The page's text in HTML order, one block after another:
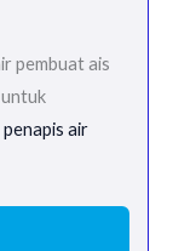
pembuat ais
untuk
penapis air